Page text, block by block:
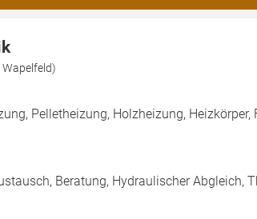
Pelletheizung, Holzheizung, Heizkörper,
Beratung, Hydraulischer Abgleich,